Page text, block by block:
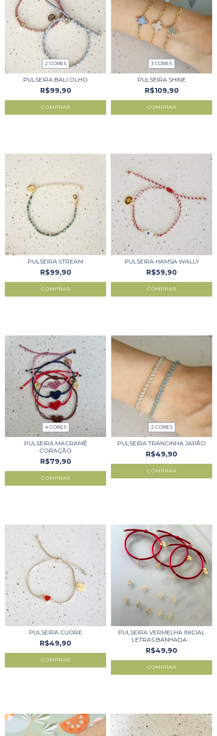
2 CORES
PULSEIRA BALI OLHO
R$99,90
COMPRAR
3 CORES
PULSEIRA SHINE
R$109,90
COMPRAR
PULSEIRA STREAM
R$99,90
PULSEIRA HAMSA WALLY
R$59,90
4 CORES
PULSEIRA MACRAMÊ
CORAÇÃO
R$79,90
COMPRAR
2 CORES
PULSEIRA TRANCINHA JAPÃO
R$49,90
COMPRAR
PULSEIRA CUORE
R$49,90
PULSEIRA VERMELHA INICIAL
LETRAS BANHADA...
R$49,90